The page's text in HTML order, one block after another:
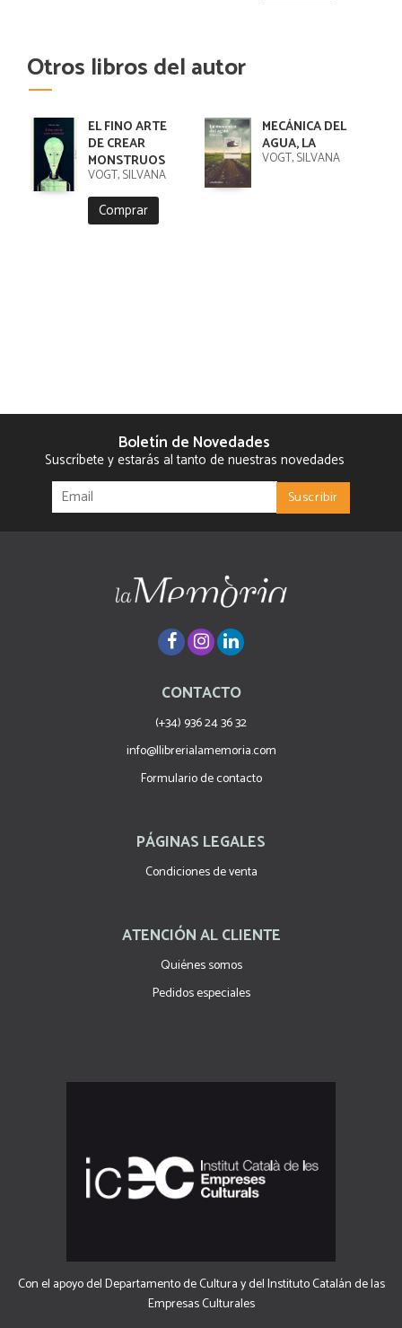
Otros libros del autor
EL FINO ARTE
DE CREAR
MONSTRUOS
VOGT, SILVANA
Comprar
MECÁNICA DEL
AGUA, LA
VOGT, SILVANA
Boletín de Novedades
Suscríbete y estarás al tanto de nuestras novedades
CONTACTO
(+34) 936 24 36 32
info@llibrerialamemoria.com
Formulario de contacto
PÁGINAS LEGALES
Condiciones de venta
ATENCIÓN AL CLIENTE
Quiénes somos
Pedidos especiales
Con el apoyo del Departamento de Cultura y del Instituto Catalán de las
Empresas Culturales